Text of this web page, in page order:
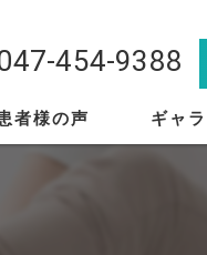
454-9388
者様の声 ギャ